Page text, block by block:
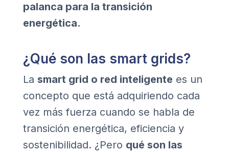
palanca para la transición
energética.
¿Qué son las smart grids?
La smart grid o red inteligente es un
concepto que está adquiriendo cada
vez más fuerza cuando se habla de
transición energética, eficiencia y
sostenibilidad. ¿Pero qué son las